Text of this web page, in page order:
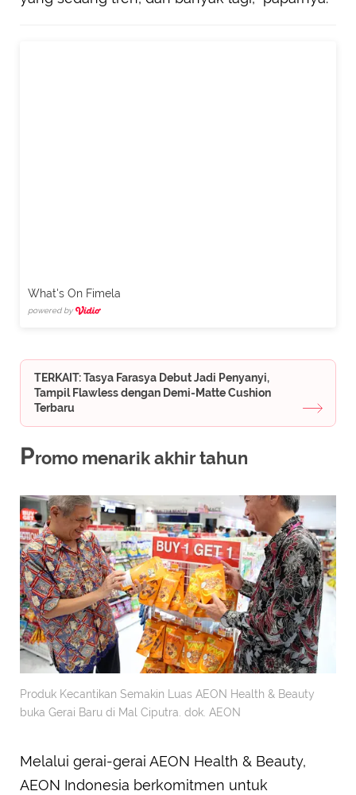
What's On Fimela
powered by
TERKAIT: Tasya Farasya Debut Jadi Penyanyi,
Tampil Flawless dengan Demi-Matte Cushion
Terbaru
Promo menarik akhir tahun
Produk Kecantikan Semakin Luas AEON Health & Beauty
buka Gerai Baru di Mal Ciputra. dok. AEON
Melalui gerai-gerai AEON Health & Beauty,
AEON Indonesia berkomitmen untuk